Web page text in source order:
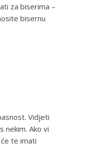
za biserima –
bisernu
Vidjeti
nekim. Ako vi
te imati